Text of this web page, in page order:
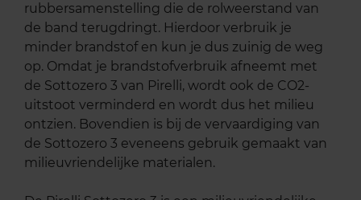
rubbersamenstelling die de rolweerstand van
de band terugdringt. Hierdoor verbruik je
minder brandstof en kun je dus zuinig de weg
op. Omdat je brandstofverbruik afneemt met
de Sottozero 3 van Pirelli, wordt ook de CO2-
uitstoot verminderd en wordt dus het milieu
ontzien. Bovendien is bij de vervaardiging van
de Sottozero 3 eveneens gebruik gemaakt van
milieuvriendelijke materialen.